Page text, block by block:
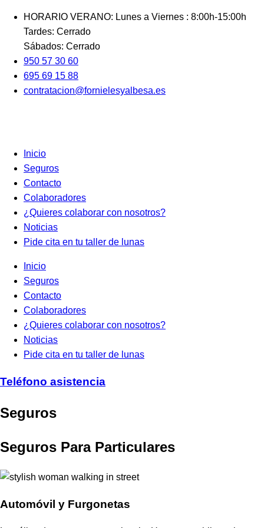
contenido
HORARIO VERANO: Lunes a Viernes : 8:00h-15:00h
Tardes: Cerrado
Sábados: Cerrado
950 57 30 60
695 69 15 88
contratacion@fornielesyalbesa.es
Inicio
Seguros
Contacto
Colaboradores
¿Quieres colaborar con nosotros?
Noticias
Pide cita en tu taller de lunas
Inicio
Seguros
Contacto
Colaboradores
¿Quieres colaborar con nosotros?
Noticias
Pide cita en tu taller de lunas
Teléfono asistencia
Seguros
Seguros Para Particulares
Automóvil y Furgonetas